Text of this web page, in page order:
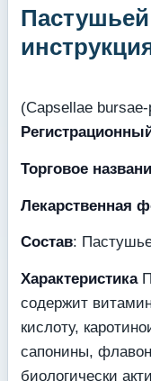
(Capsellae
Торговое
Лекарственная
Состав:
Характеристика
содержит
кислоту,
сапонины,
биологически